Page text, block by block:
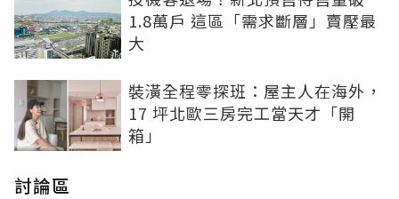
1.8萬戶 這區「需求斷層」賣壓最
大
裝潢全程零探班：屋主人在海外，
17 坪北歐三房完工當天才「開
箱」
討論區